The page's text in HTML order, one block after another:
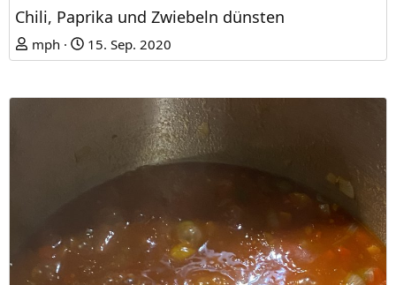
Chili, Paprika und Zwiebeln dünsten
mph 15. Sep. 2020